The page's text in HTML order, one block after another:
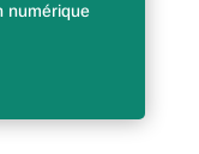
numérique